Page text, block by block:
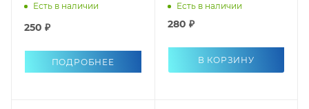
Есть в наличии
250 ₽
ПОДРОБНЕЕ
Есть в наличии
280 ₽
В КОРЗИНУ